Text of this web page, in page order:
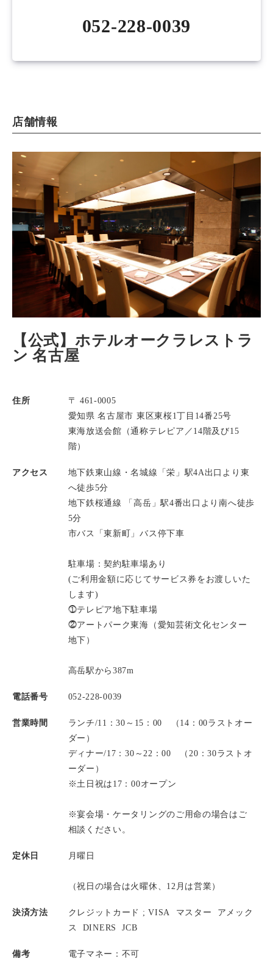
052-228-0039
店舗情報
【公式】ホテルオークラレストラ
ン 名古屋
住所
〒 461-0005
愛知県 名古屋市 東区東桜1丁目14番25号
東海放送会館（通称テレピア／14階及び15
階）
アクセス
地下鉄東山線・名城線「栄」駅4A出口より東
へ徒歩5分
地下鉄桜通線 「高岳」駅4番出口より南へ徒歩
5分
市バス「東新町」バス停下車
駐車場：契約駐車場あり
(ご利用金額に応じてサービス券をお渡しいた
します)
⓵テレピア地下駐車場
⓶アートパーク東海（愛知芸術文化センター
地下）
高岳駅から387m
電話番号 052-228-0039
営業時間
ランチ/11：30～15：00 （14：00ラストオー
ダー）
ディナー/17：30～22：00 （20：30ラストオ
ーダー）
※土日祝は17：00オープン
※宴会場・ケータリングのご用命の場合はご
相談ください。
定休日 月曜日
（祝日の場合は火曜休、12月は営業）
決済方法 クレジットカード ; VISA マスター
アメック
ス
DINERS JCB
備考
電子マネー：不可